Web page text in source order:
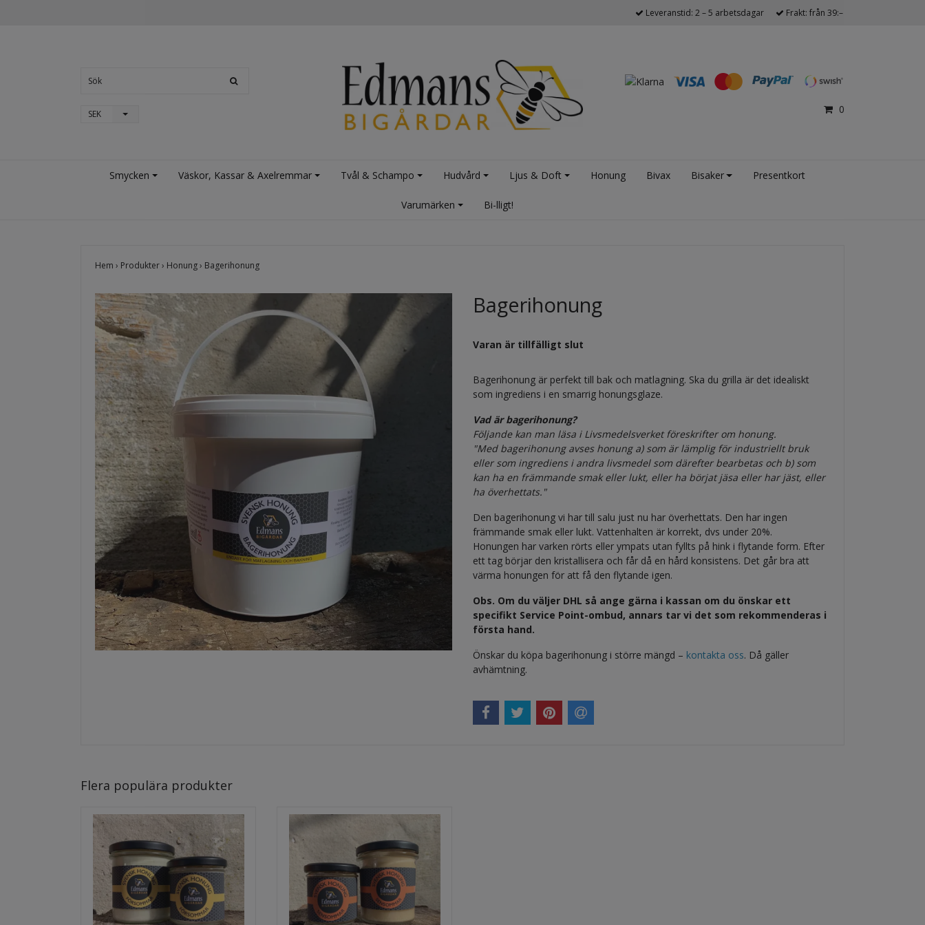
Leveranstid: 2 – 5 arbetsdagar Frakt: från 39:–
SEK 0
Smycken Väskor, Kassar & Axelremmar Tvål & Schampo Hudvård Ljus & Doft Honung Bivax Bisaker Presentkort
Varumärken Bi-lligt!
Hem › Produkter› Honung› Bagerihonung
Bagerihonung
Varan är tillfälligt slut
Bagerihonung är perfekt till bak och matlagning. Ska du grilla är det idealiskt
som ingrediens i en smarrig honungsglaze.
Vad är bagerihonung?
Följande kan man läsa i Livsmedelsverket föreskrifter om honung.
"Med bagerihonung avses honung a) som är lämplig för industriellt bruk
eller som ingrediens i andra livsmedel som därefter bearbetas och b) som
kan ha en främmande smak eller lukt, eller ha börjat jäsa eller har jäst, eller
ha överhettats."
Den bagerihonung vi har till salu just nu har överhettats. Den har ingen
främmande smak eller lukt. Vattenhalten är korrekt, dvs under 20%.
Honungen har varken rörts eller ympats utan fyllts på hink i flytande form. Efter
ett tag börjar den kristallisera och får då en hård konsistens. Det går bra att
värma honungen för att få den flytande igen.
Obs. Om du väljer DHL så ange gärna i kassan om du önskar ett
specifikt Service Point-ombud, annars tar vi det som rekommenderas i
första hand.
Önskar du köpa bagerihonung i större mängd – kontakta oss. Då gäller
avhämtning.
Flera populära produkter